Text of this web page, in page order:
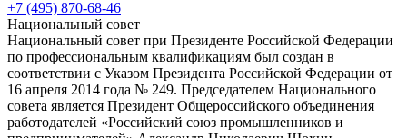
+7 (495) 870-68-46
Национальный совет
Национальный совет при Президенте Российской Федерации
по профессиональным квалификациям был создан в
соответствии с Указом Президента Российской Федерации от
16 апреля 2014 года № 249. Председателем Национального
совета является Президент Общероссийского объединения
работодателей «Российский союз промышленников и